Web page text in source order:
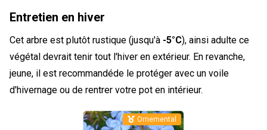
Entretien en hiver
Cet arbre est plutôt rustique (jusqu'à -5°C), ainsi adulte ce
végétal devrait tenir tout l'hiver en extérieur. En revanche,
jeune, il est recommandéde le protéger avec un voile
d'hivernage ou de rentrer votre pot en intérieur.
Ornemental